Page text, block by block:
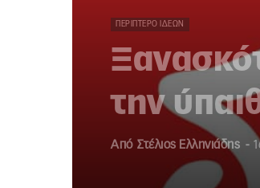
ΠΕΡΊΠΤΕΡΟ ΙΔΕΏΝ
την
Από Στέλιος Ελληνιάδης -